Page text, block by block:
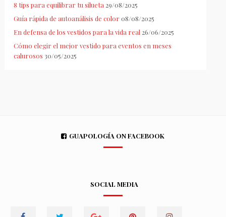
8 tips para equilibrar tu silueta 29/08/2025
Guía rápida de autoanálisis de color 08/08/2025
En defensa de los vestidos para la vida real 26/06/2025
Cómo elegir el mejor vestido para eventos en meses
calurosos 30/05/2025
GUAPOLOGÍA ON FACEBOOK
SOCIAL MEDIA